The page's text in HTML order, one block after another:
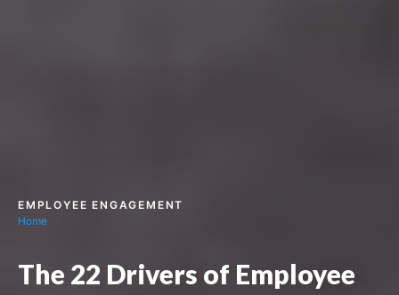
EMPLOYEE ENGAGEMENT
Home
The 22 Drivers of Employee